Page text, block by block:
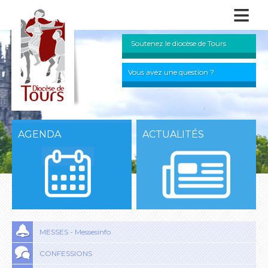
≡
Soutenez le diocèse de Tours
Vous avez une question ?
AGENDA ACTUALITÉS
MESSES - Messesinfo
CONFESSIONS